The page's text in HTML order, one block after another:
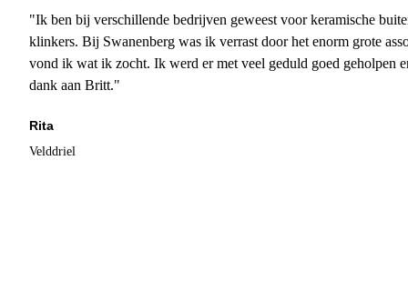
"Ik ben bij verschillende bedrijven geweest voor keramische
klinkers. Bij Swanenberg was ik verrast door het enorm grote
vond ik wat ik zocht. Ik werd er met veel geduld goed geholpen
dank aan Britt."
Rita
Velddriel